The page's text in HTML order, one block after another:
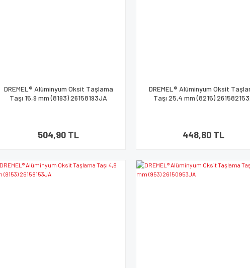
DREMEL® Alüminyum Oksit Taşlama
Taşı 15,9 mm (8193) 26158193JA
504,90 TL
DREMEL® Alüminyum Oksit
Taşı 25,4 mm (8215)
448,80 TL